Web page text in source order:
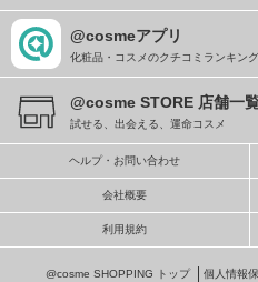
@cosmeアプリ
化粧品・コスメのクチコミランキン
@cosme STORE 店舗一
試せる、出会える、運命コスメ
ヘルプ・お問い合わせ
会社概要
利用規約
@cosme SHOPPING トップ 個人情報